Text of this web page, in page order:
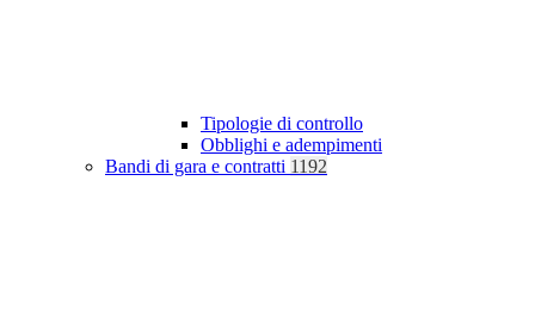
Tipologie di controllo
Obblighi e adempimenti
Bandi di gara e contratti 1192